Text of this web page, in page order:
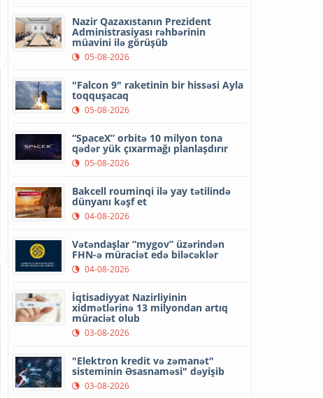
Nazir Qazaxıstanın Prezident
Administrasiyası rəhbərinin
müavini ilə görüşüb
05-08-2026
"Falcon 9" raketinin bir hissəsi Ayla
toqquşacaq
05-08-2026
“SpaceX” orbitə 10 milyon tona
qədər yük çıxarmağı planlaşdırır
05-08-2026
Bakcell rouminqi ilə yay tətilində
dünyanı kəşf et
04-08-2026
Vətəndaşlar “mygov” üzərindən
FHN-ə müraciət edə biləcəklər
04-08-2026
İqtisadiyyat Nazirliyinin
xidmətlərinə 13 milyondan artıq
müraciət olub
03-08-2026
"Elektron kredit və zəmanət"
sisteminin Əsasnaməsi" dəyişib
03-08-2026